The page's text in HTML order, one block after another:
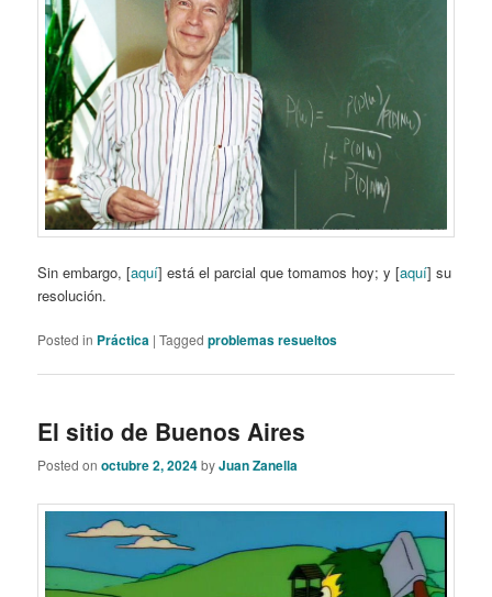
Sin embargo, [aquí] está el parcial que tomamos hoy; y [aquí] su
resolución.
Posted in Práctica |Tagged problemas resueltos
El sitio de Buenos Aires
Posted onoctubre 2, 2024byJuan Zanella